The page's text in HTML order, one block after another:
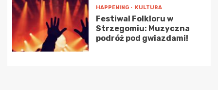
HAPPENING KULTURA
Festiwal Folkloru w
Strzegomiu: Muzyczna
podróż pod gwiazdami!